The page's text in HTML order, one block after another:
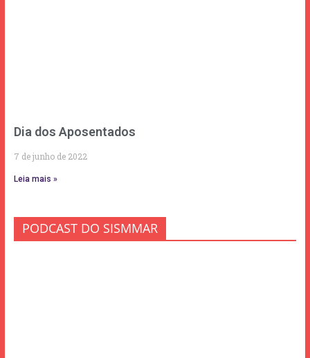
Dia dos Aposentados
7 de junho de 2022
Leia mais »
PODCAST DO SISMMAR